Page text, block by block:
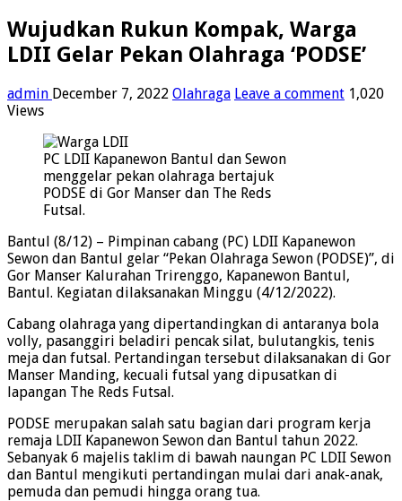
Wujudkan Rukun Kompak, Warga
LDII Gelar Pekan Olahraga ‘PODSE’
admin December 7, 2022 Olahraga Leave a comment 1,020
Views
PC LDII Kapanewon Bantul dan Sewon
menggelar pekan olahraga bertajuk
PODSE di Gor Manser dan The Reds
Futsal.
Bantul (8/12) – Pimpinan cabang (PC) LDII Kapanewon
Sewon dan Bantul gelar “Pekan Olahraga Sewon (PODSE)”, di
Gor Manser Kalurahan Trirenggo, Kapanewon Bantul,
Bantul. Kegiatan dilaksanakan Minggu (4/12/2022).
Cabang olahraga yang dipertandingkan di antaranya bola
volly, pasanggiri beladiri pencak silat, bulutangkis, tenis
meja dan futsal. Pertandingan tersebut dilaksanakan di Gor
Manser Manding, kecuali futsal yang dipusatkan di
lapangan The Reds Futsal.
PODSE merupakan salah satu bagian dari program kerja
remaja LDII Kapanewon Sewon dan Bantul tahun 2022.
Sebanyak 6 majelis taklim di bawah naungan PC LDII Sewon
dan Bantul mengikuti pertandingan mulai dari anak-anak,
pemuda dan pemudi hingga orang tua.